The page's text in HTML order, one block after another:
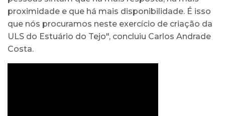
proximidade e que há mais disponibilidade. É isso
que nós procuramos neste exercício de criação da
ULS do Estuário do Tejo", concluiu Carlos Andrade
Costa.